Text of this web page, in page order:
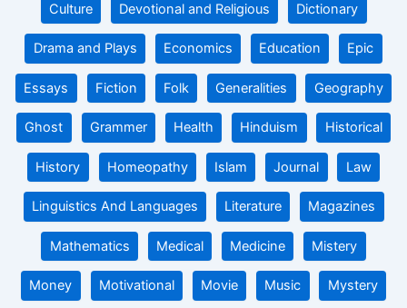
Culture Devotional and Religious Dictionary
Drama and Plays Economics Education Epic
Essays Fiction Folk Generalities Geography
Ghost Grammer Health Hinduism Historical
History Homeopathy Islam Journal Law
Linguistics And Languages Literature Magazines
Mathematics Medical Medicine Mistery
Money Motivational Movie Music Mystery